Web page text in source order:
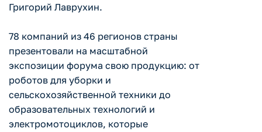
Григорий Лаврухин.
78 компаний из 46 регионов страны
презентовали на масштабной
экспозиции форума свою продукцию: от
роботов для уборки и
сельскохозяйственной техники до
образовательных технологий и
электромотоциклов, которые